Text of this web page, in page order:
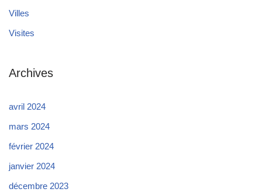
Villes
Visites
Archives
avril 2024
mars 2024
février 2024
janvier 2024
décembre 2023